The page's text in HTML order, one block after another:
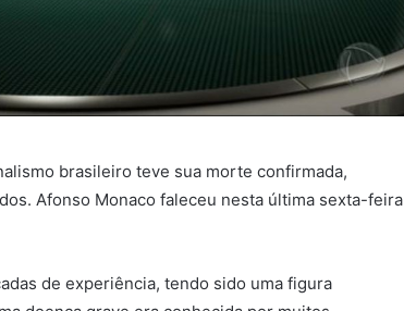
brasileiro teve sua morte confirmada,
Afonso Monaco faleceu nesta última sexta-feira
de experiência, tendo sido uma figura